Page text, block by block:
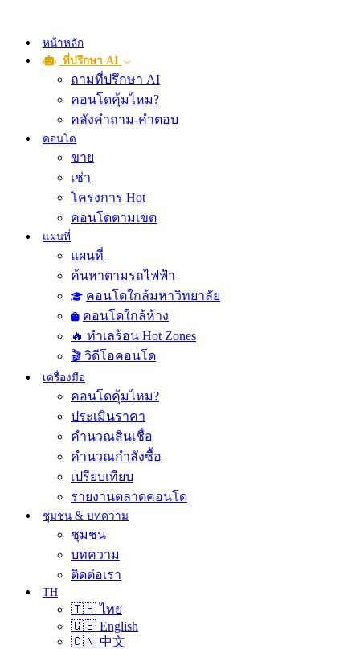
หน้าหลัก
ที่ปรึกษา AI
ถามที่ปรึกษา AI
คอนโดคุ้มไหม?
คลังคำถาม-คำตอบ
คอนโด
ขาย
เช่า
โครงการ Hot
คอนโดตามเขต
แผนที่
แผนที่
ค้นหาตามรถไฟฟ้า
คอนโดใกล้มหาวิทยาลัย
คอนโดใกล้ห้าง
🔥 ทำเลร้อน Hot Zones
🎬 วิดีโอคอนโด
เครื่องมือ
คอนโดคุ้มไหม?
ประเมินราคา
คำนวณสินเชื่อ
คำนวณกำลังซื้อ
เปรียบเทียบ
รายงานตลาดคอนโด
ชุมชน & บทความ
ชุมชน
บทความ
ติดต่อเรา
TH
🇹🇭 ไทย
🇬🇧 English
🇨🇳 中文